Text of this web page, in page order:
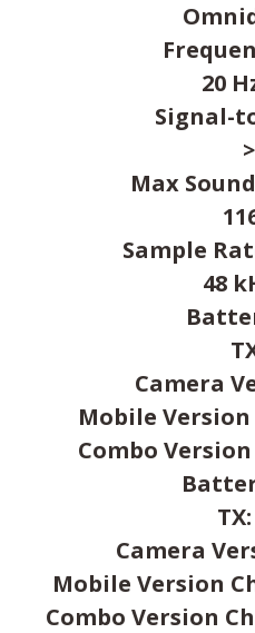
20
Signal-
Max
Sample
48
Camera
Mobile Version
Combo
Camera
Mobile Version
Combo Version